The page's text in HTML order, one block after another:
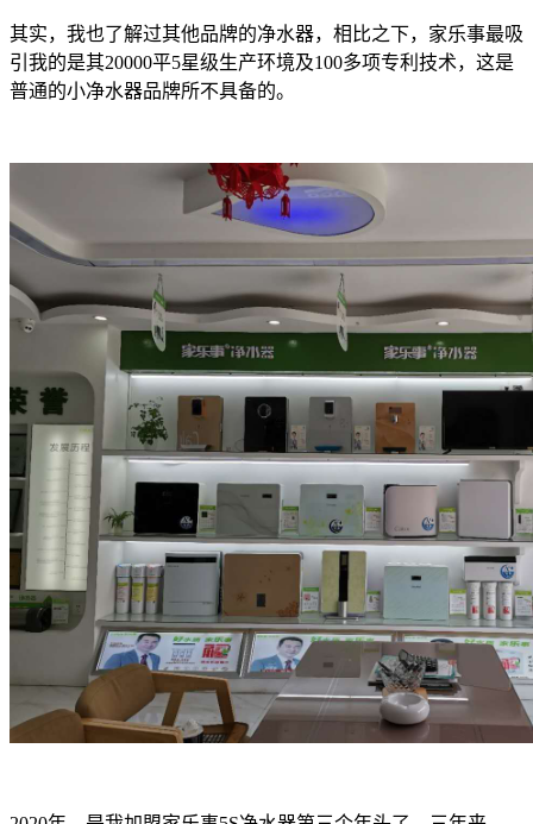
其实，我也了解过其他品牌的净水器，相比之下，家乐事最吸
引我的是其20000平5星级生产环境及100多项专利技术，这是
普通的小净水器品牌所不具备的。